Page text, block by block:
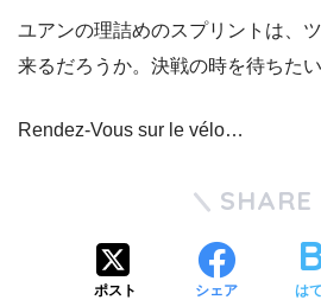
ユアンの理詰めのスプリントは、
来るだろうか。決戦の時を待ちたい
Rendez-Vous sur le vélo…
SHARE
ポスト シェア は